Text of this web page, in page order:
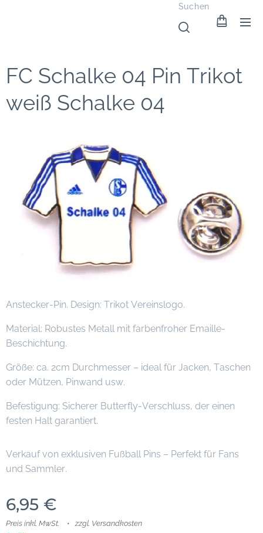
Suchen
FC Schalke 04 Pin Trikot
weiß Schalke 04
Anstecker-Pin. Design: Trikot Vereinslogo.
Material: Robustes Metall mit farbenfroher Emaille-
Beschichtung.
Größe: ca. 2cm Durchmesser – ideal für Jacken, Taschen
oder Mützen, Pinwand usw.
Befestigung: Sicherer Butterfly-Verschluss, der einen
festen Halt garantiert.
Verkauf von exklusiven Fußball Pins – Perfekt für Fans
und Sammler.
6,95 €
Preis inkl. MwSt. zzgl. Versandkosten